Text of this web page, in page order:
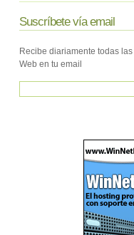
Suscríbete vía email
Recibe diariamente todas
Web en tu email